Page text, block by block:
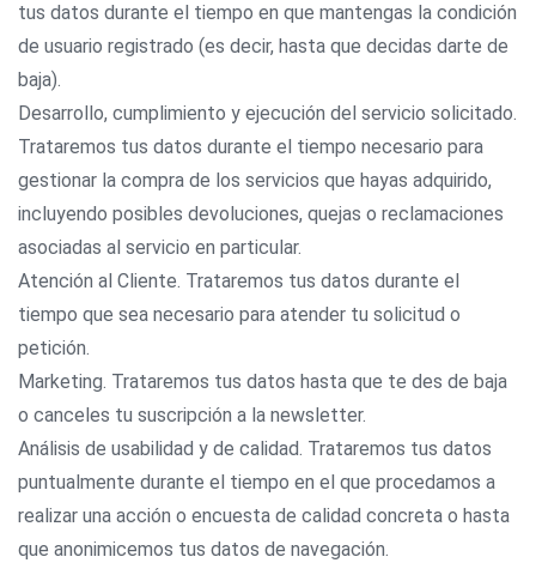
tus datos durante el tiempo en que mantengas la condición
de usuario registrado (es decir, hasta que decidas darte de
baja).
Desarrollo, cumplimiento y ejecución del servicio solicitado.
Trataremos tus datos durante el tiempo necesario para
gestionar la compra de los servicios que hayas adquirido,
incluyendo posibles devoluciones, quejas o reclamaciones
asociadas al servicio en particular.
Atención al Cliente. Trataremos tus datos durante el
tiempo que sea necesario para atender tu solicitud o
petición.
Marketing. Trataremos tus datos hasta que te des de baja
o canceles tu suscripción a la newsletter.
Análisis de usabilidad y de calidad. Trataremos tus datos
puntualmente durante el tiempo en el que procedamos a
realizar una acción o encuesta de calidad concreta o hasta
que anonimicemos tus datos de navegación.